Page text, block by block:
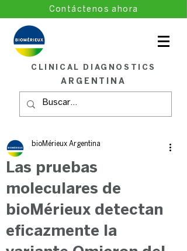
Contáctenos ahora
CLINICAL DIAGNOSTICS
ARGENTINA
Las pruebas
moleculares de
bioMérieux detectan
eficazmente la
bioMérieux Argentina